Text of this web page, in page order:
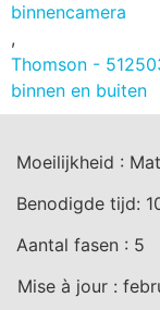
binnencamera
,
Thomson -
binnen en buiten
Moeilijkheid :
Benodigde tijd:
Aantal fasen : 5
Mise à jour :